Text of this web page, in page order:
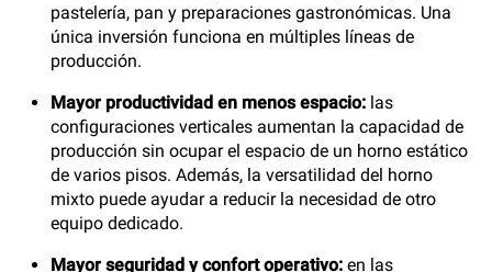
pastelería, pan y preparaciones gastronómicas. Una
única inversión funciona en múltiples líneas de
producción.
Mayor productividad en menos espacio: las
configuraciones verticales aumentan la capacidad de
producción sin ocupar el espacio de un horno estático
de varios pisos. Además, la versatilidad del horno
mixto puede ayudar a reducir la necesidad de otro
equipo dedicado.
Mayor seguridad y confort operativo: en las